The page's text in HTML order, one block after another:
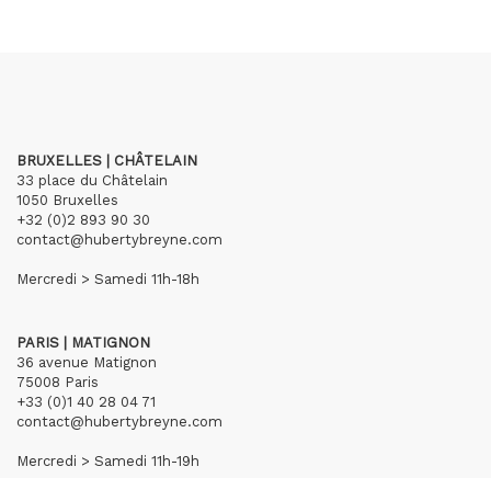
BRUXELLES | CHÂTELAIN
33 place du Châtelain
1050 Bruxelles
+32 (0)2 893 90 30
contact@hubertybreyne.com
Mercredi > Samedi 11h-18h
PARIS | MATIGNON
36 avenue Matignon
75008 Paris
+33 (0)1 40 28 04 71
contact@hubertybreyne.com
Mercredi > Samedi 11h-19h